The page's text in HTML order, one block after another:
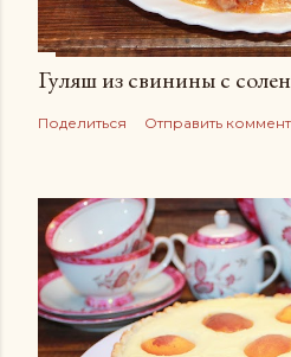
Гуляш из свинины с
Поделиться Отправить